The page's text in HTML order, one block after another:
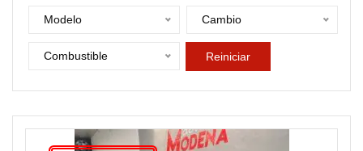
Modelo Cambio
Combustible Reiniciar